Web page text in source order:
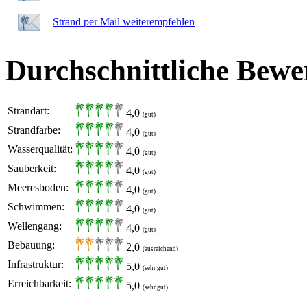
Strand per Mail weiterempfehlen
Durchschnittliche
Strandart: 4,0 (gut)
Strandfarbe: 4,0 (gut)
Wasserqualität: 4,0 (gut)
Sauberkeit: 4,0 (gut)
Meeresboden: 4,0 (gut)
Schwimmen: 4,0 (gut)
Wellengang: 4,0 (gut)
Bebauung: 2,0 (ausreichend)
Infrastruktur: 5,0 (sehr gut)
Erreichbarkeit: 5,0 (sehr gut)